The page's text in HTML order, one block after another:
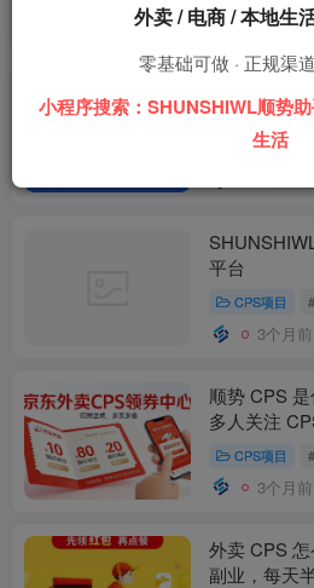
2个月前
络科技旗下
CPS资讯
平台
CPS项目
3个月前
顺势 CPS
多人关注
CPS项目
3个月前
外卖 CPS
副业，每天
外卖 / 电商 / 本地生
零基础可做 · 正规渠
小程序搜索：SHUNSHIWL顺势
生活